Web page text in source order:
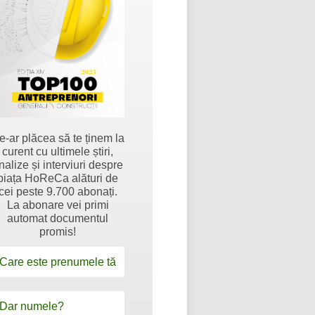
ar plăcea să te ținem la
curent cu ultimele știri,
și interviuri despre
HoReCa alături de
peste 9.700 abonați.
La abonare vei primi
automat documentul
promis!